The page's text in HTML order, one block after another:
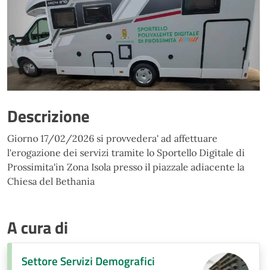
Descrizione
Giorno 17/02/2026 si provvedera' ad affettuare
l'erogazione dei servizi tramite lo Sportello Digitale di
Prossimita'in Zona Isola presso il piazzale adiacente la
Chiesa del Bethania
A cura di
Settore Servizi Demografici